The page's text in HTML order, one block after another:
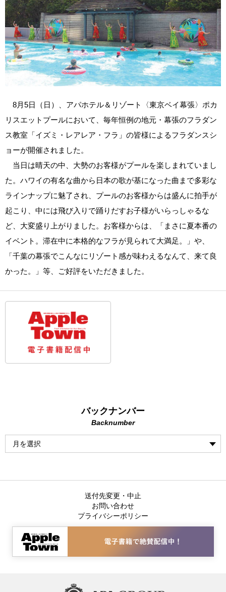
8月5日（日）、アパホテル＆リゾート〈東京ベイ幕張〉ポカ
リスエットプールにおいて、毎年恒例の地元・幕張のフラダン
ス教室「イズミ・レアレア・フラ」の皆様によるフラダンスシ
ョーが開催されました。
当日は晴天の中、大勢のお客様がプールを楽しまれていまし
た。ハワイの有名な曲から日本の歌が基になった曲まで多彩な
ラインナップに魅了され、プールのお客様からは盛んに拍手が
起こり、中には飛び入りで踊りだすお子様がいらっしゃるな
ど、大変盛り上がりました。お客様からは、「まさに夏本番の
イベント。滞在中に本格的なフラが見られて大満足。」や、
「千葉の幕張でこんなにリゾート感が味わえるなんて、来て良
かった。」等、ご好評をいただきました。
バックナンバー
Backnumber
送付先変更・中止
お問い合わせ
プライバシーポリシー